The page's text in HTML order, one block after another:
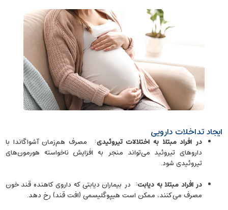
ایجاد تداخلات دارویی
در افراد مبتلا به اختلالات تیروئیدی: مصرف هم‌زمان آشواگاندا با
داروهای تیروئید می‌تواند منجر به افزایش ناخواسته هورمون‌های
تیروئیدی شود.
در افراد مبتلا به دیابت: در بیماران دیابتی که داروی کاهنده قند خون
مصرف می‌کنند، ممکن است هیپوگلیسمی (افت قند) رخ دهد.